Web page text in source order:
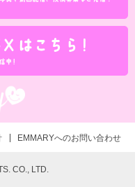
EMMARYへのお問い合わせ
CO., LTD.